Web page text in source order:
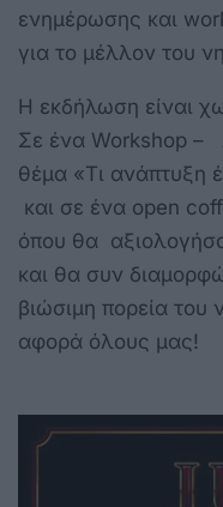
ενημέρωσης και
για το μέλλον του
Η εκδήλωση είναι
Σε ένα Workshop –
θέμα «Τι ανάπτυξη
και σε ένα open
όπου θα
και θα συν
βιώσιμη πορεία του
αφορά όλους μας!